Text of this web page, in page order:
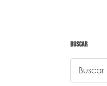
BUSCAR